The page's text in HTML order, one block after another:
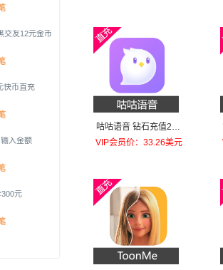
交友12元金币
快币直充
入金额
300元
咕咕语音 钻石充值200
元钻石
VIP会员价：33.26美元